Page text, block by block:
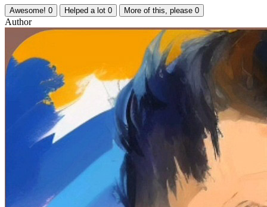
Awesome! 0 Helped a lot 0 More of this, please 0
Author